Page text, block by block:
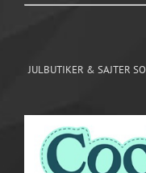
JULBUTIKER & SAJTER